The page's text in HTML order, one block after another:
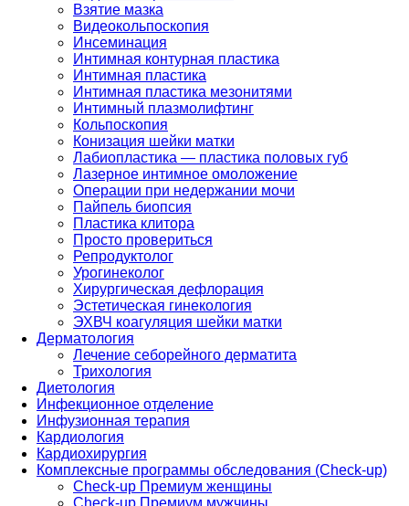
Взятие мазка
Видеокольпоскопия
Инсеминация
Интимная контурная пластика
Интимная пластика
Интимная пластика мезонитями
Интимный плазмолифтинг
Кольпоскопия
Конизация шейки матки
Лабиопластика — пластика половых губ
Лазерное интимное омоложение
Операции при недержании мочи
Пайпель биопсия
Пластика клитора
Просто провериться
Репродуктолог
Урогинеколог
Хирургическая дефлорация
Эстетическая гинекология
ЭХВЧ коагуляция шейки матки
Дерматология
Лечение себорейного дерматита
Трихология
Диетология
Инфекционное отделение
Инфузионная терапия
Кардиология
Кардиохирургия
Комплексные программы обследования (Check-up)
Check-up Премиум женщины